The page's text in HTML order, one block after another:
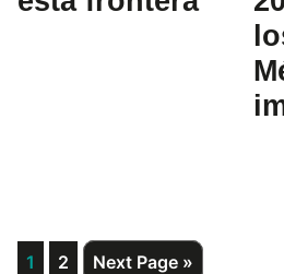
Page
1 Page
2
Go
Next Page »